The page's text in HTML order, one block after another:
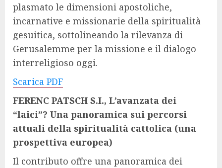
plasmato le dimensioni apostoliche,
incarnative e missionarie della spiritualità
gesuitica, sottolineando la rilevanza di
Gerusalemme per la missione e il dialogo
interreligioso oggi.
Scarica PDF
FERENC PATSCH S.I., L’avanzata dei
“laici”? Una panoramica sui percorsi
attuali della spiritualità cattolica (una
prospettiva europea)
Il contributo offre una panoramica dei